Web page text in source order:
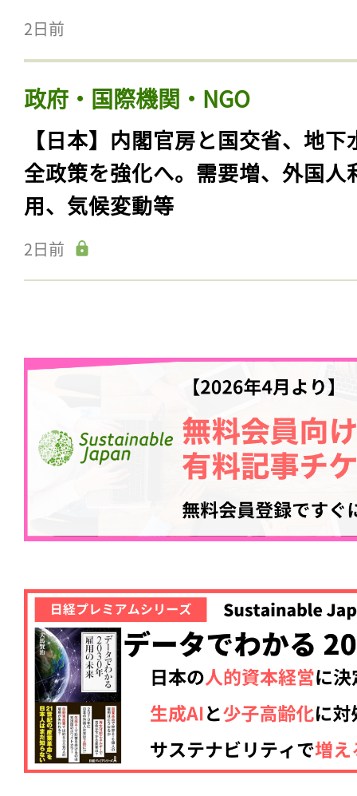
2日前
政府・国際機関・NGO
【日本】内閣官房と国交省、地下
全政策を強化へ。需要増、外国人
用、気候変動等
2日前